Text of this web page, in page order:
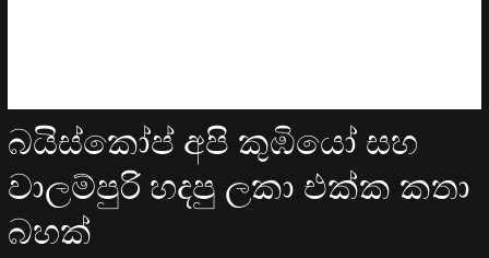
බයිස්කෝප් අපි කුඹියෝ සහ
වාලම්පුරි හදපු ලකා එක්ක කතා
බහක්